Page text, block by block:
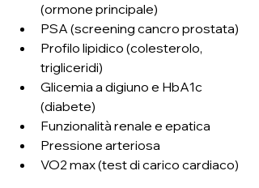
(ormone principale)
PSA (screening cancro prostata)
Profilo lipidico (colesterolo,
trigliceridi)
Glicemia a digiuno e HbA1c
(diabete)
Funzionalità renale e epatica
Pressione arteriosa
VO2 max (test di carico cardiaco)